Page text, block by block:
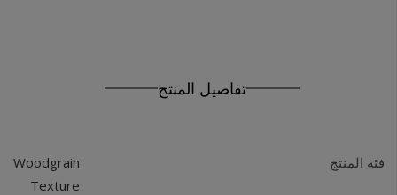
تفاصيل المنتج
فئة المنتج
Woodgrain
Texture